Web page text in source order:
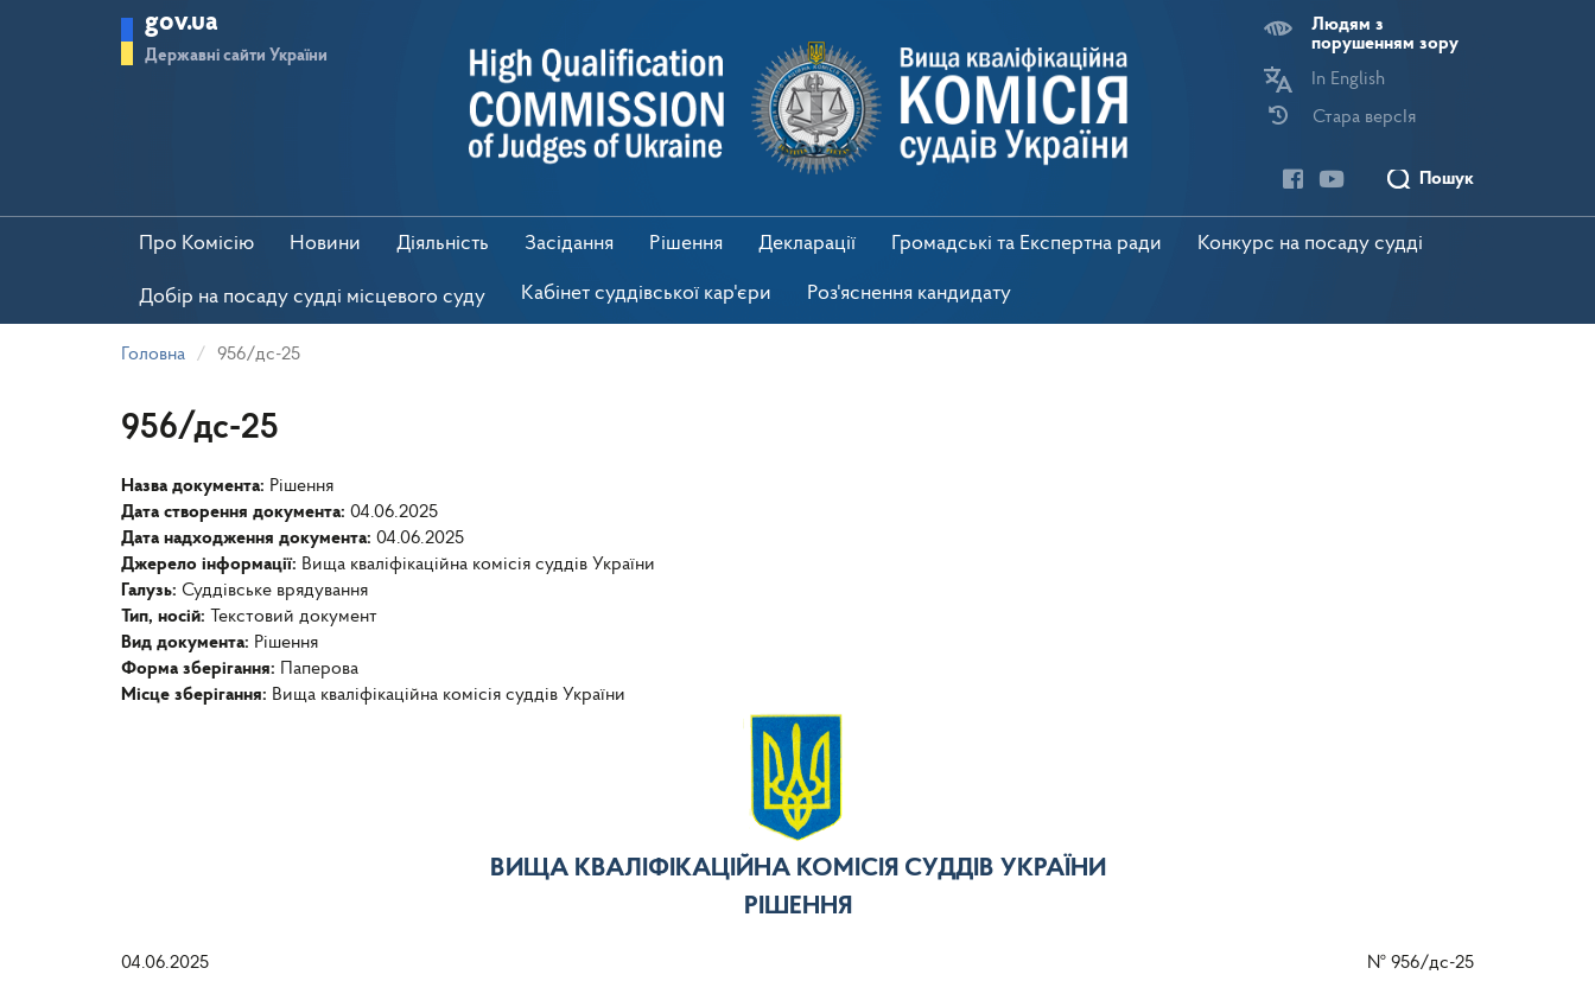
gov.ua
Державні сайти України
Людям з
порушенням зору
In English
Стара версІя
Пошук
Про Комісію Новини Діяльність Засідання Рішення Декларації Громадські та Експертна ради Конкурс на посаду судді
Добір на посаду судді місцевого суду Кабінет суддівської кар'єри Роз'яснення кандидату
Головна 956/дс-25
956/дс-25
Назва документа: Рішення
Дата створення документа: 04.06.2025
Дата надходження документа: 04.06.2025
Джерело інформації: Вища кваліфікаційна комісія суддів України
Галузь: Суддівське врядування
Тип, носій:
Текстовий документ
Вид документа: Рішення
Форма зберігання:
Паперова
Місце зберігання: Вища кваліфікаційна комісія суддів України
ВИЩА КВАЛІФІКАЦІЙНА КОМІСІЯ СУДДІВ УКРАЇНИ
РІШЕННЯ
04.06.2025 № 956/дс-25